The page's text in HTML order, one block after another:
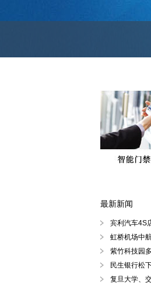
最新新闻
宾利汽车4S
虹桥机场中
紫竹科技园
民生银行松
复旦大学、